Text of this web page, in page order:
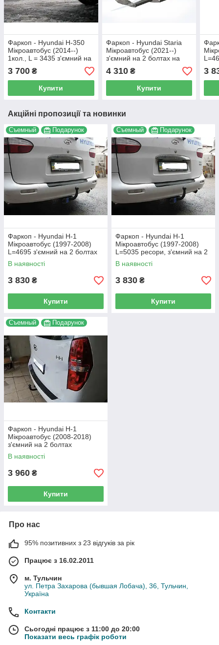
Фаркоп - Hyundai H-350
Мікроавтобус (2014--)
1кол., L = 3435 з'ємний на
2 болтах на пластині
3 700 ₴
Купити
Фаркоп - Hyundai Staria
Мікроавтобус (2021--)
з'ємний на 2 болтах на
пластині
4 310₴
Купити
3
Акційні пропозиції та новинки
Съемный Подарунок
Фаркоп - Hyundai H-1
Мікроавтобус (1997-2008)
L=4695 з'ємний на 2 болтах
В наявності
3 830 ₴
Купити
Съемный Подарунок
Фаркоп - Hyundai H-1
Мікроавтобус (1997-2008)
L=5035 ресори, з'ємний на 2
болтах
В наявності
3 830 ₴
Купити
Съемный Подарунок
Фаркоп - Hyundai H-1
Мікроавтобус (2008-2018)
з'ємний на 2 болтах
В наявності
3 960 ₴
Купити
Про нас
95% позитивних з 23 відгуків за рік
Працює з 16.02.2011
м. Тульчин
ул. Петра Захарова (бывшая Лобача), 36, Тульчин,
Україна
Контакти
Сьогодні працює з 11:00 до 20:00
Показати весь графік роботи